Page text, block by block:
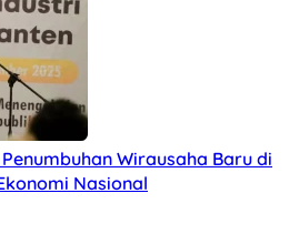
Wirausaha Baru di
Nasional